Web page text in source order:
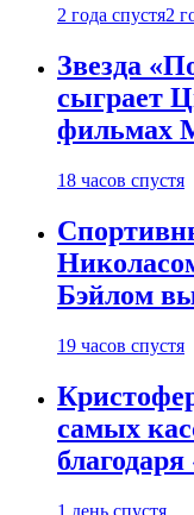
2 года спустя2
Звезда
сыграет
фильмах
18 часов спустя
Бэйлом
19 часов спустя
самых
1 день спустя